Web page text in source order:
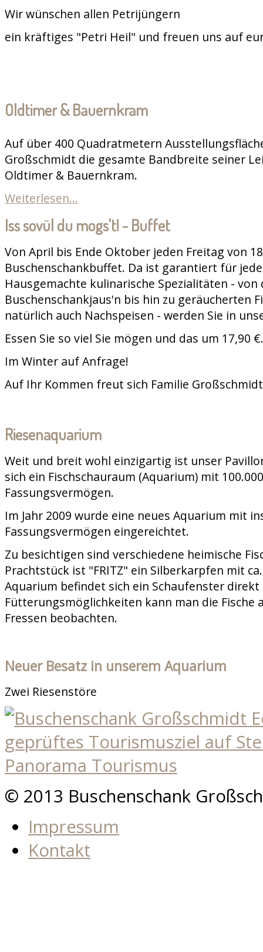
Wir wünschen allen Petrijüngern
ein kräftiges "Petri Heil" und freuen uns auf
Oldtimer & Bauernkram
Auf über 400 Quadratmetern
Großschmidt die gesamte Bandbreite seiner
Oldtimer & Bauernkram.
Weiterlesen...
Iss sovül du mogs't! - Buffet
Von April bis Ende Oktober jeden Freitag von
Buschenschankbuffet. Da ist garantiert für
Hausgemachte kulinarische Spezialitäten - von
Buschenschankjaus'n bis hin zu geräucherten
natürlich auch Nachspeisen - werden Sie in
Essen Sie so viel Sie mögen und das um 17,90 €.
Im Winter auf Anfrage!
Auf Ihr Kommen freut sich Familie
Riesenaquarium
Weit und breit wohl einzigartig ist unser
sich ein Fischschauraum (Aquarium) mit
Fassungsvermögen.
Im Jahr 2009 wurde eine neues Aquarium mit
Fassungsvermögen eingereichtet.
Zu besichtigen sind verschiedene heimische
Prachtstück ist "FRITZ" ein Silberkarpfen mit
Aquarium befindet sich ein Schaufenster direkt
Fütterungsmöglichkeiten kann man die Fische
Fressen beobachten.
Neuer Besatz in unserem Aquarium
Zwei Riesenstöre
© 2013 Buschenschank
Impressum
Kontakt